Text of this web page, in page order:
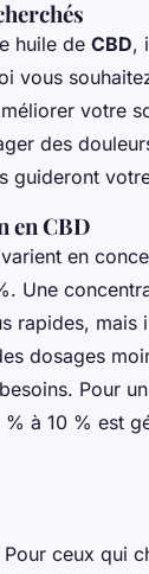
huile de CBD,
vous
votre
des
guideront
en CBD
varient en
Une
rapides, mais
dosages
Pour
à 10 % est
Pour ceux qui